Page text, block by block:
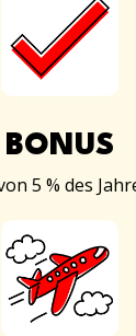
BONUS
5 % des